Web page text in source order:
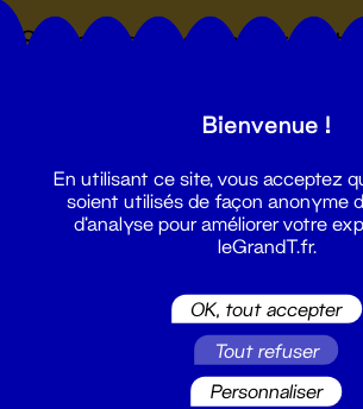
Suivez toutes les
Bienvenue !
En utilisant ce site, vous acceptez
soient utilisés de façon anonyme
d'analyse pour améliorer votre
leGrandT.fr.
OK, tout accepter
Tout refuser
Personnaliser